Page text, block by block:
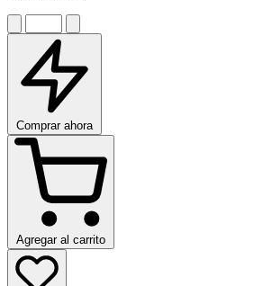
Comprar ahora
Agregar al carrito